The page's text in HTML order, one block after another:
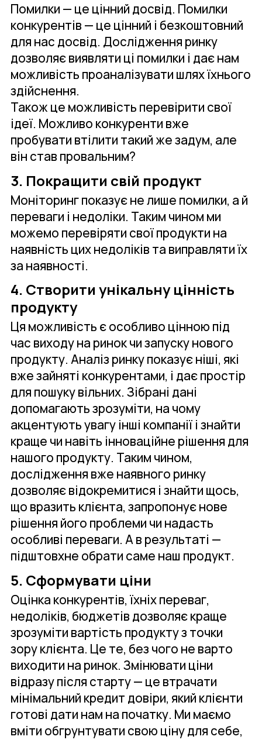
Помилки — це цінний досвід. Помилки
конкурентів — це цінний і безкоштовний
для нас досвід. Дослідження ринку
дозволяє виявляти ці помилки і дає нам
можливість проаналізувати шлях їхнього
здійснення.
Також це можливість перевірити свої
ідеї. Можливо конкуренти вже
пробувати втілити такий же задум, але
він став провальним?
3. Покращити свій продукт
Моніторинг показує не лише помилки, а й
переваги і недоліки. Таким чином ми
можемо перевіряти свої продукти на
наявність цих недоліків та виправляти їх
за наявності.
4. Створити унікальну цінність
продукту
Ця можливість є особливо цінною під
час виходу на ринок чи запуску нового
продукту. Аналіз ринку показує ніші, які
вже зайняті конкурентами, і дає простір
для пошуку вільних. Зібрані дані
допомагають зрозуміти, на чому
акцентують увагу інші компанії і знайти
краще чи навіть інноваційне рішення для
нашого продукту. Таким чином,
дослідження вже наявного ринку
дозволяє відокремитися і знайти щось,
що вразить клієнта, запропонує нове
рішення його проблеми чи надасть
особливі переваги. А в результаті —
підштовхне обрати саме наш продукт.
5. Сформувати ціни
Оцінка конкурентів, їхніх переваг,
недоліків, бюджетів дозволяє краще
зрозуміти вартість продукту з точки
зору клієнта. Це те, без чого не варто
виходити на ринок. Змінювати ціни
відразу після старту — це втрачати
мінімальний кредит довіри, який клієнти
готові дати нам на початку. Ми маємо
вміти обгрунтувати свою ціну для себе,